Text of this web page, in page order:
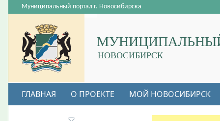
НОВОСИБИРСК
Муниципальный портал г. Новосибирска
ГЛАВНАЯ О ПРОЕКТЕ МОЙ НОВОСИБИРСК